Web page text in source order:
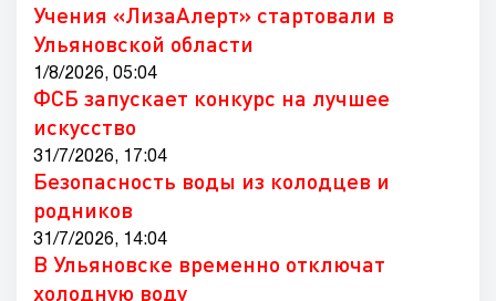
Учения «ЛизаАлерт» стартовали в
Ульяновской области
1/8/2026, 05:04
ФСБ запускает конкурс на лучшее
искусство
31/7/2026, 17:04
Безопасность воды из колодцев и
родников
31/7/2026, 14:04
В Ульяновске временно отключат
холодную воду